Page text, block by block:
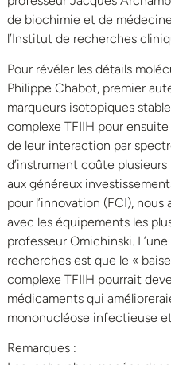
de biochimie et de
l’Institut de recherches
Pour révéler les détails
Philippe Chabot, premier
marqueurs isotopiques
complexe TFIIH pour
de leur interaction par
d’instrument coûte plusieurs
aux généreux
pour l’innovation (FCI), nous
avec les équipements les
professeur Omichinski.
recherches est que le «
complexe TFIIH pourrait
médicaments qui
mononucléose infectieuse
Remarques :